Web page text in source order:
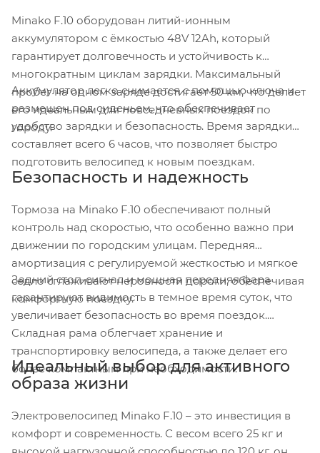
Minako F.10 оборудован литий-ионным
аккумулятором с ёмкостью 48V 12Ah, который
гарантирует долговечность и устойчивость к
многократным циклам зарядки. Максимальный
пробег на одном заряде достигает 50 км, что делает
его идеальным для повседневных поездок по
городу.
Аккумулятор легко снимается с помощью ключа и
размещен под сиденьем, что обеспечивает
удобство зарядки и безопасность. Время зарядки
составляет всего 6 часов, что позволяет быстро
подготовить велосипед к новым поездкам.
Безопасность и надежность
Тормоза на Minako F.10 обеспечивают полный
контроль над скоростью, что особенно важно при
движении по городским улицам. Передняя
амортизация с регулируемой жесткостью и мягкое
седло сглаживают неровности дороги, обеспечивая
комфортную поездку.
Задний стоп-сигнал и мощная передняя фара
гарантируют видимость в темное время суток, что
увеличивает безопасность во время поездок.
Складная рама облегчает хранение и
транспортировку велосипеда, а также делает его
более компактным при необходимости.
Идеальный выбор для активного
образа жизни
Электровелосипед Minako F.10 – это инвестиция в
комфорт и современность. С весом всего 25 кг и